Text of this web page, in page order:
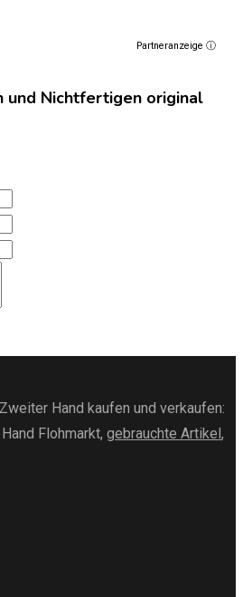
Partneranzeige ⓘ
und Nichtfertigen original
Zweiter Hand kaufen und verkaufen:
Flohmarkt, gebrauchte Artikel ,